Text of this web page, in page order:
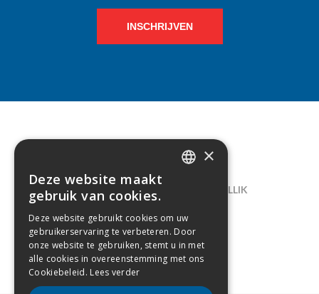
INSCHRIJVEN
CONTACT
LELIEGAARDE 22, B-1731 ZELLIK
02/238.10.11
INFO@CREAMODA.BE
BE0407.694.265
×
Deze website maakt
gebruik van cookies.
Deze website gebruikt cookies om uw
gebruikerservaring te verbeteren. Door
onze website te gebruiken, stemt u in met
alle cookies in overeenstemming met ons
Cookiebeleid. Lees verder